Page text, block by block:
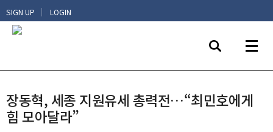
SIGN UP | LOGIN
장동혁, 세종 지원유세 총력전…“최민호에게
힘 모아달라”